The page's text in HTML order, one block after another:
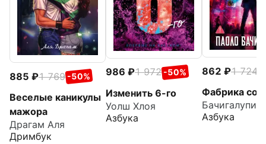
885 1 769 -50%
Веселые каникулы
мажора
Драгам Аля
Дримбук
986 1 972 -50%
Изменить 6-го
Уолш Хлоя
Азбука
862 1 724
Фабрика
Бачигалупи
Азбука